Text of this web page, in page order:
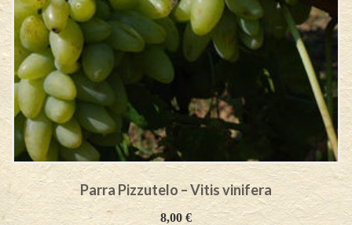
Parra Pizzutelo – Vitis vinifera
8,00€